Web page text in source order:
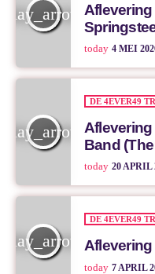
play_arrow
today 4 MEI
play_arrow
DE 4EVER49
Aflevering
Band
today 20 APRIL
play_arrow
DE 4EVER49
Aflevering
today 7 APRIL